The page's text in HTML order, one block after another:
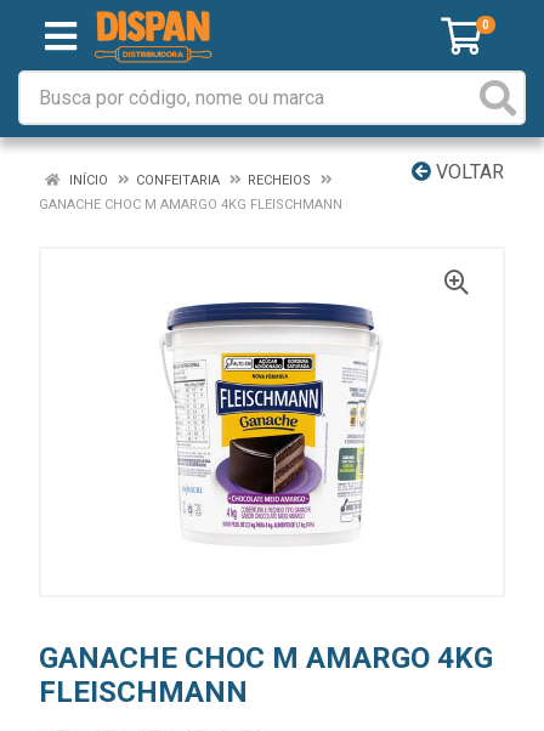
0
VOLTAR
INÍCIO CONFEITARIA
RECHEIOS
GANACHE CHOC M AMARGO 4KG FLEISCHMANN
GANACHE CHOC M AMARGO 4KG
FLEISCHMANN